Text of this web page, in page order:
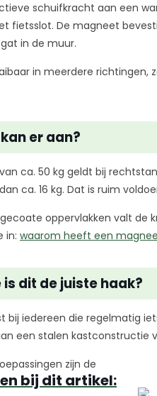
schuifkracht aan een
fietsslot. De magneet
in de muur.
in meerdere
er aan?
ca. 50 kg geldt bij
ca. 16 kg. Dat is ruim
oppervlakken valt de
in: waarom heeft een
is dit de juiste haak?
bij iedereen die regelmatig
een stalen kastconstructie
zijn de
bij dit artikel: